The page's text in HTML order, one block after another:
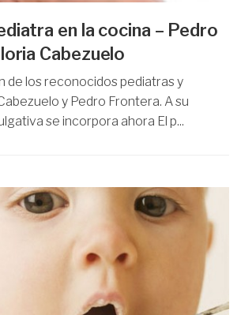
en la cocina – Pedro
Cabezuelo
de los reconocidos pediatras y
y Pedro Frontera. A su
se incorpora ahora El p...